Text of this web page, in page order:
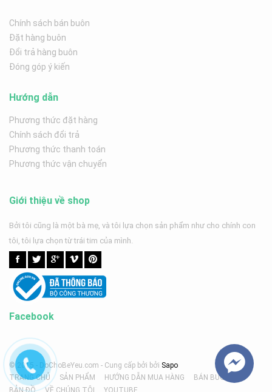
Chính sách bán buôn
Đặt hàng buôn
Đổi trả hàng buôn
Đóng góp ý kiến
Hướng dẫn
Phương thức đặt hàng
Chính sách đổi trả
Phương thức thanh toán
Phương thức vận chuyển
Giới thiệu về shop
Bởi tôi cũng là một bà mẹ, và tôi lựa chọn sản phẩm như cho chính con
tôi, tôi lựa chọn từ trái tim của mình.
Facebook
© 2015 - DoChoBeYeu.com - Cung cấp bởi bởi Sapo
TRANG CHỦ
SẢN PHẨM HƯỚNG DẪN MUA HÀNG
BÁN BUÔN